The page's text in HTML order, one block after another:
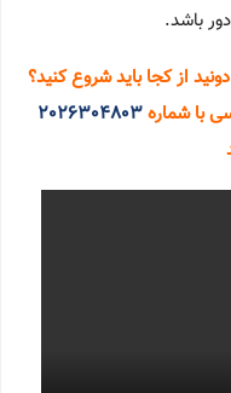
باشد.
از کجا باید شروع کنید؟
با شماره2026304803